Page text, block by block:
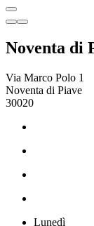
Noventa di
Via Marco Polo 1
Noventa di Piave
30020
Lunedì